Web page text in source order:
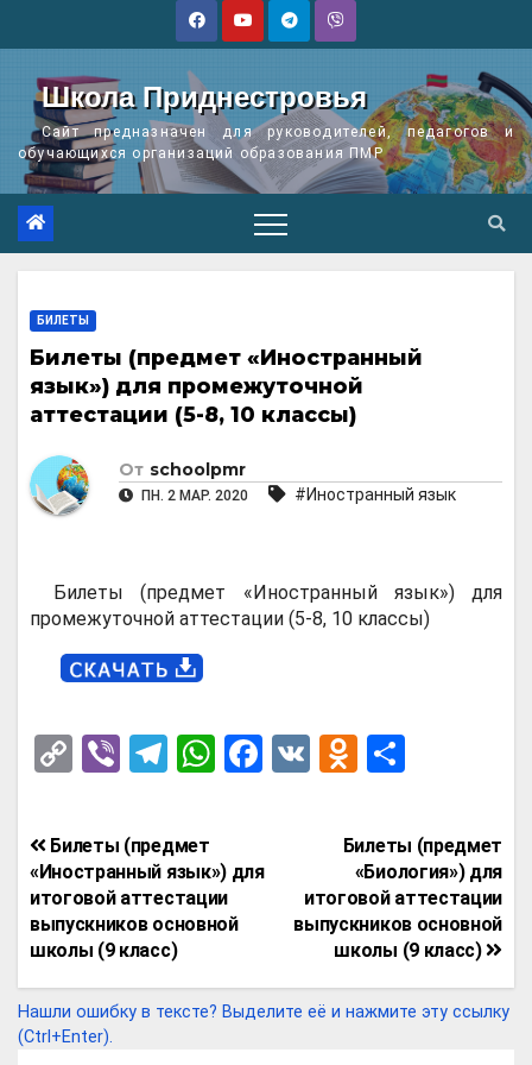
Школа Приднестровья
Сайт предназначен для руководителей, педагогов и
обучающихся организаций образования ПМР
БИЛЕТЫ
Билеты (предмет «Иностранный
язык») для промежуточной
аттестации (5-8, 10 классы)
От schoolpmr
ПН. 2 МАР. 2020 #Иностранный язык
Билеты (предмет «Иностранный язык») для
промежуточной аттестации (5-8, 10 классы)
C
py
Li
n
k
Vi
er
T
e
gr
a
m
W
s
A
p
p
F
b
k
V
O
n
o
kl
a
ss
ni
п
р
а
в
и
т
Навигация
по
записям
Билеты (предмет
«Биология») для
итоговой аттестации
выпускников основной
школы (9 класс)
Билеты (предмет
«Иностранный язык») для
итоговой аттестации
выпускников основной
школы (9 класс)
Нашли ошибку в тексте? Выделите её и нажмите эту ссылку
(Ctrl+Enter).